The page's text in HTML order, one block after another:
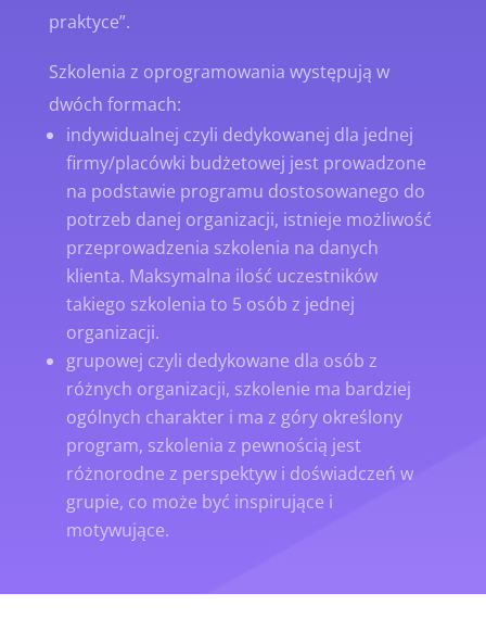
praktyce”.
Szkolenia z oprogramowania występują w
dwóch formach:
indywidualnej czyli dedykowanej dla jednej
firmy/placówki budżetowej jest prowadzone
na podstawie programu dostosowanego do
potrzeb danej organizacji, istnieje możliwość
przeprowadzenia szkolenia na danych
klienta. Maksymalna ilość uczestników
takiego szkolenia to 5 osób z jednej
organizacji.
grupowej czyli dedykowane dla osób z
różnych organizacji, szkolenie ma bardziej
ogólnych charakter i ma z góry określony
program, szkolenia z pewnością jest
różnorodne z perspektyw i doświadczeń w
grupie, co może być inspirujące i
motywujące.